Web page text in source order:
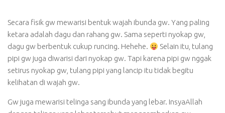
Secara fisik gw mewarisi bentuk wajah ibunda gw. Yang paling
ketara adalah dagu dan rahang gw. Sama seperti nyokap gw,
dagu gw berbentuk cukup runcing. Hehehe.
Selain itu, tulang
pipi gw juga diwarisi dari nyokap gw. Tapi karena pipi gw nggak
setirus nyokap gw, tulang pipi yang lancip itu tidak begitu
kelihatan di wajah gw.
Gw juga mewarisi telinga sang ibunda yang lebar. InsyaAllah